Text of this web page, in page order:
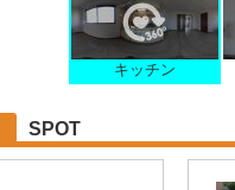
キッチン
SPOT